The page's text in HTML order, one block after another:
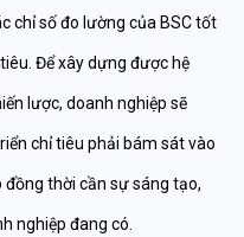
chỉ số đo lường của BSC tốt
Để xây dựng được hệ
lược, doanh nghiệp sẽ
chỉ tiêu phải bám sát vào
thời cần sự sáng tạo,
nghiệp đang có.